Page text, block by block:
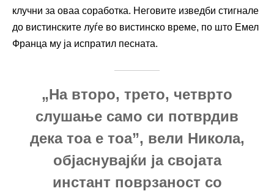
клучни за оваа соработка. Неговите изведби стигнале
до вистинските луѓе во вистинско време, по што Емел
Франца му ја испратил песната.
„На второ, трето, четврто
слушање само си потврдив
дека тоа е тоа”, вели Никола,
објаснувајќи ја својата
инстант поврзаност со